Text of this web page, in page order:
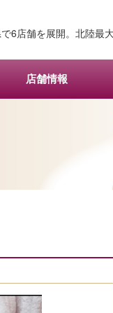
6店舗を展開。北陸最
店舗情報